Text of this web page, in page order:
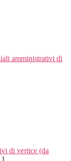
amministrativi di
di vertice (da